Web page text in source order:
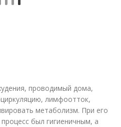
проводимый дома,
лимфоотток,
метаболизм. При его
был гигиеничным, а